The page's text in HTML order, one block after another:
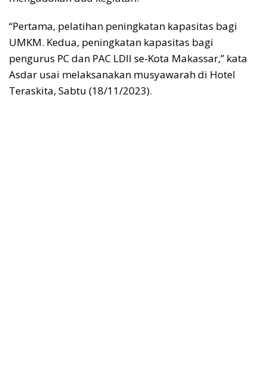
“Pertama, pelatihan peningkatan kapasitas bagi
UMKM. Kedua, peningkatan kapasitas bagi
pengurus PC dan PAC LDII se-Kota Makassar,” kata
Asdar usai melaksanakan musyawarah di Hotel
Teraskita, Sabtu (18/11/2023).